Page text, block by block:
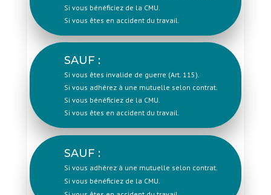
Si vous bénéficiez de la CMU.
Si vous êtes en accident du travail.
SAUF :
Si vous êtes invalide de guerre (Art. 115).
Si vous adhérez à une mutuelle selon contrat.
Si vous bénéficiez de la CMU.
Si vous êtes en accident du travail.
SAUF :
Si vous adhérez à une mutuelle selon contrat.
Si vous bénéficiez de la CMU.